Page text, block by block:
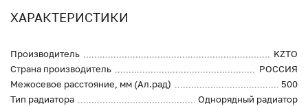
ХАРАКТЕРИСТИКИ
Производитель
KZTO
Страна производитель
РОССИЯ
Межосевое расстояние, мм (Ал.рад)
500
Тип радиатора
Однорядный радиатор